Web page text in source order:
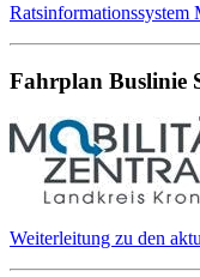
Ratsinformationssystem
Fahrplan Buslinie
Weiterleitung zu den